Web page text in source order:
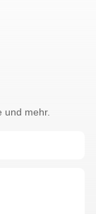
und mehr.